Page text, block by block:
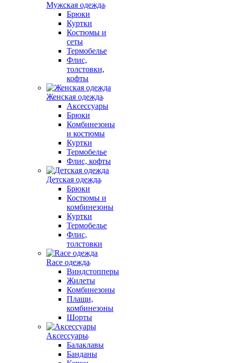
Мужская одежда
Брюки
Куртки
Костюмы и
сеты
Термобелье
Флис,
толстовки,
кофты
Женская одежда
Аксессуары
Брюки
Комбинезоны
и костюмы
Куртки
Термобелье
Флис, кофты
Детская одежда
Брюки
Костюмы и
комбинезоны
Куртки
Термобелье
Флис,
толстовки
Race одежда
Виндстопперы
Жилеты
Комбинезоны
Плащи,
комбинезоны
Шорты
Аксессуары
Балаклавы
Банданы